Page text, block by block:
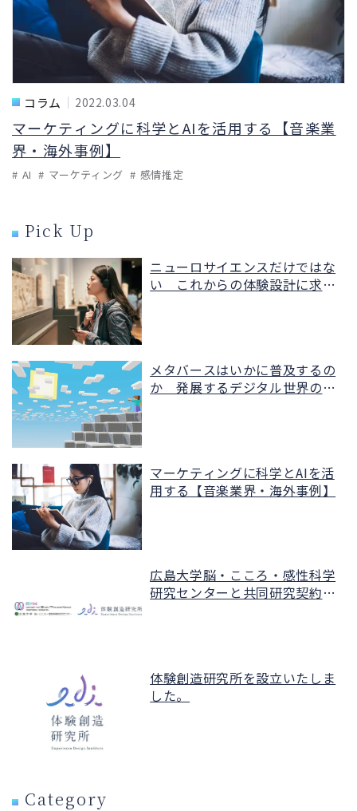
コラム 2022.03.04
マーケティングに科学とAIを活用する【音楽業
界・海外事例】
AI マーケティング 感情推定
Pick Up
ニューロサイエンスだけではな
い これからの体験設計に求め
メタバースはいかに普及するの
か 発展するデジタル世界の体
マーケティングに科学とAIを活
用する【音楽業界・海外事例】
広島大学脳・こころ・感性科学
研究センターと共同研究契約を
体験創造研究所を設立いたしま
した。
Category